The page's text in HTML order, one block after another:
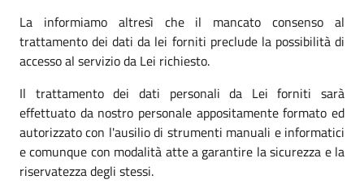
La informiamo altresì che il mancato consenso al
trattamento dei dati da lei forniti preclude la possibilità di
accesso al servizio da Lei richiesto.
Il trattamento dei dati personali da Lei forniti sarà
effettuato da nostro personale appositamente formato ed
autorizzato con l'ausilio di strumenti manuali e informatici
e comunque con modalità atte a garantire la sicurezza e la
riservatezza degli stessi.